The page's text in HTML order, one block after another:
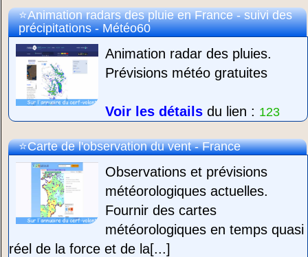
Animation radars des pluie en France - suivi des
précipitations - Météo60
Animation radar des pluies.
Prévisions météo gratuites
Voir les détails du lien : 123
Carte de l'observation du vent - France
Observations et prévisions
météorologiques actuelles.
Fournir des cartes
météorologiques en temps quasi
réel de la force et de la[...]